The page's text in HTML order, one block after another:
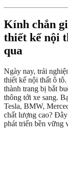
Kính chắn
thiết kế nội
qua
Ngày nay, trải
thiết kế nội thất ô
thành trang bị bắt
thông tới xe sang.
Tesla, BMW,
chất lượng cao?
phát triển bền vững